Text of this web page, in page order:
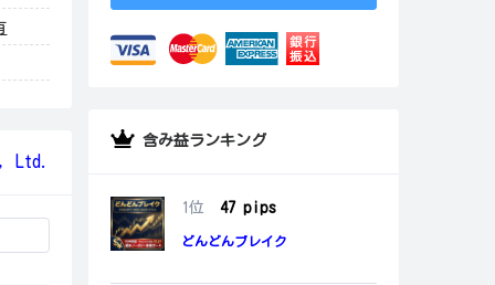
含み益ランキング
1位 47 pips
どんどんブレイク
Ltd.